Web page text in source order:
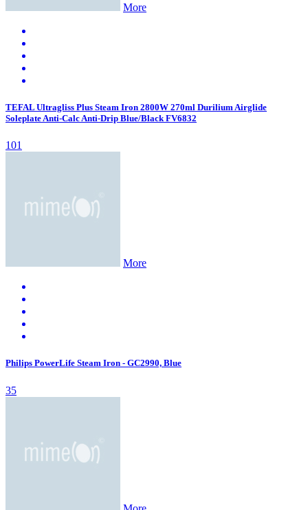
More
TEFAL Ultragliss Plus Steam Iron 2800W 270ml Durilium Airglide
Soleplate Anti-Calc Anti-Drip Blue/Black FV6832
101
More
Philips PowerLife Steam Iron - GC2990, Blue
35